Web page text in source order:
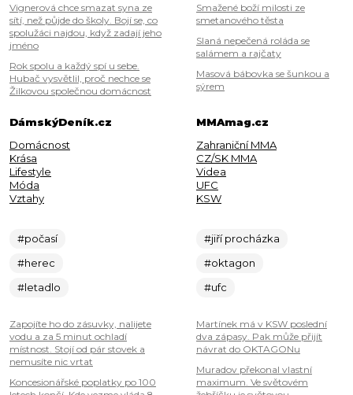
Vignerová chce smazat syna ze
sítí, než půjde do školy. Bojí se, co
spolužáci najdou, když zadají jeho
jméno
Rok spolu a každý spí u sebe.
Hubač vysvětlil, proč nechce se
Žilkovou společnou domácnost
Smažené boží milosti ze
smetanového těsta
Slaná nepečená roláda se
salámem a rajčaty
Masová bábovka se šunkou a
sýrem
DámskýDeník.cz
Domácnost
Krása
Lifestyle
Móda
Vztahy
#počasí
#herec
#letadlo
Zapojíte ho do zásuvky, nalijete
vodu a za 5 minut ochladí
místnost. Stojí od pár stovek a
nemusíte nic vrtat
Koncesionářské poplatky po 100
MMAmag.cz
Zahraniční MMA
CZ/SK MMA
Videa
UFC
KSW
#jiří procházka
#oktagon
#ufc
Martínek má v KSW poslední
dva zápasy. Pak může přijít
návrat do OKTAGONu
Muradov překonal vlastní
maximum. Ve světovém